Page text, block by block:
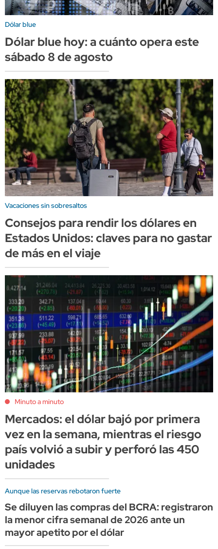
Dólar blue
Dólar blue hoy: a cuánto opera este
sábado 8 de agosto
Vacaciones sin sobresaltos
Consejos para rendir los dólares en
Estados Unidos: claves para no gastar
de más en el viaje
Minuto a minuto
Mercados: el dólar bajó por primera
vez en la semana, mientras el riesgo
país volvió a subir y perforó las 450
unidades
Aunque las reservas rebotaron fuerte
Se diluyen las compras del BCRA: registraron
la menor cifra semanal de 2026 ante un
mayor apetito por el dólar